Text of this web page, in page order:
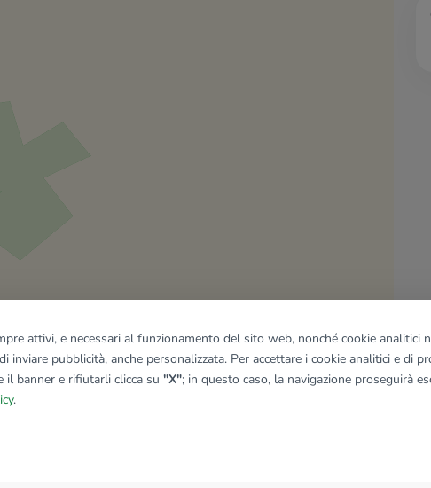
tutti gli immobili del riquadro
attivi, e necessari al funzionamento del sito web, nonché cookie
inviare pubblicità, anche personalizzata. Per accettare i cookie analitici e di
il banner e rifiutarli clicca su "X"; in questo caso, la navigazione proseguirà
.